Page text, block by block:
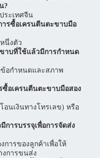
?
ระเทศจีน
รซื้อเครนตีนตะขาบมือ
นึ่งตัว
าบที่ใช้แล้วมีการกำหนด
ข้อกำหนดและสภาพ
ซื้อเครนตีนตะขาบมือสอง
อนเงินทางโทรเลข) หรือ
ารบรรจุเพื่อการจัดส่ง
ารของลูกค้าเพื่อให้
งการขนส่ง